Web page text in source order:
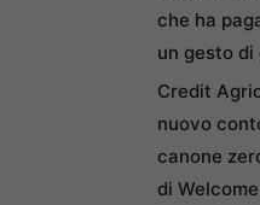
che ha
un gesto
Credit
nuovo
canone
di